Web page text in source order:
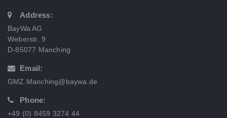
Address:
BayWa AG
Weberstr. 9
D-85077 Manching
Email:
GMZ.Manching@baywa.de
Phone:
+49 (0) 8459 3274 44